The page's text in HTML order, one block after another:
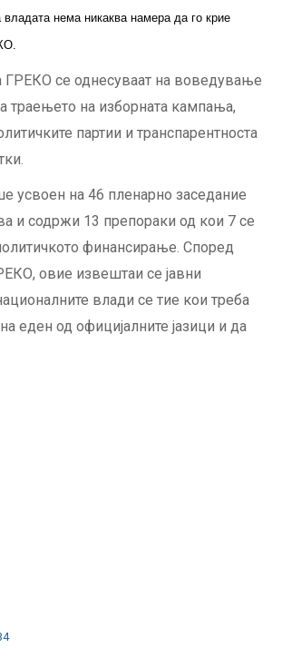
владата нема никаква намера да го крие
ГРЕКО се однесуваат на воведување
траењето на изборната кампања,
партии и транспарентноста
усвоен на 46 пленарно заседание
и содржи 13 препораки од кои 7 се
финансирање. Според
овие извештаи се јавни
влади се тие кои треба
еден од официјалните јазици и да